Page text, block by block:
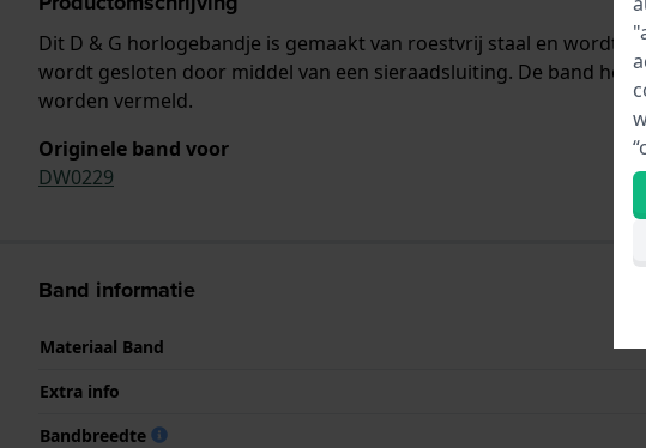
Dit D & G horlogebandje is gemaakt van roestvrij staal en wordt
wordt gesloten door middel van een sieraadsluiting. De band
worden vermeld.
Originele band voor
DW0229
Band informatie
Materiaal Band
Extra info
Bandbreedte